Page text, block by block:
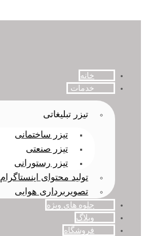
خانه
خدمات
تیزر تبلیغاتی
تیزر ساختمانی
تیزر صنعتی
تیزر رستورانی
تولید محتوای اینستاگرام
تصویربرداری هوایی
جلوه های ویژه
وبلاگ
فروشگاه